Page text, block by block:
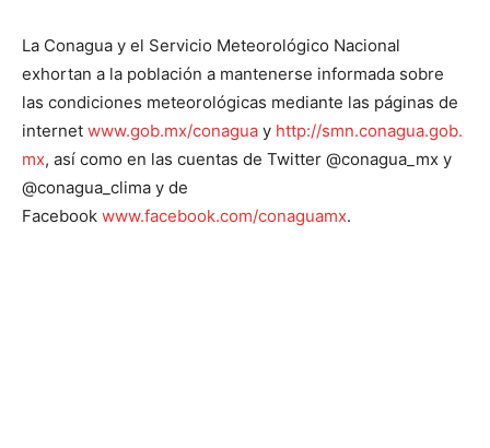
La Conagua y el Servicio Meteorológico Nacional
exhortan a la población a mantenerse informada sobre
las condiciones meteorológicas mediante las páginas de
internet www.gob.mx/conagua y http://smn.conagua.gob.
mx, así como en las cuentas de Twitter @conagua_mx y
@conagua_clima y de
Facebook www.facebook.com/conaguamx.